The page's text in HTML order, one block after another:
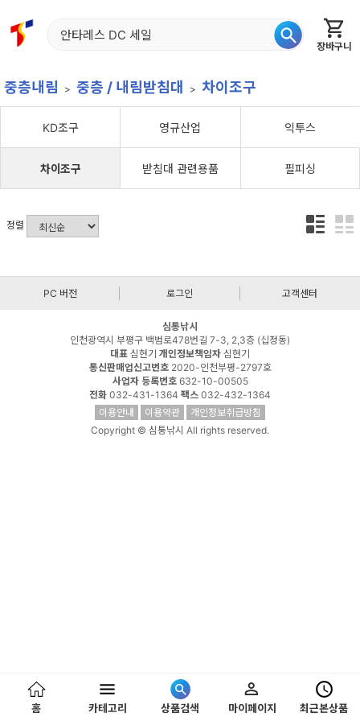
장바구니
홈 신상품 재입고 베스트 특가
홈 카테고리 상품검색 마이페이지 최근본상품
중층내림 중층 / 내림받침대 차이조구
KD조구 영규산업 익투스
차이조구 받침대 관련용품 필피싱
정렬
PC 버전 로그인 고객센터
심통낚시
인천광역시 부평구 백범로478번길 7-3, 2,3층 (십정동)
대표 심현기 개인정보책임자 심현기
통신판매업신고번호2020-인천부평-2797호
사업자 등록번호632-10-00505
전화 032-431-1364 팩스 032-432-1364
이용안내
이용약관
개인정보취급방침
Copyright © 심통낚시 All rights reserved.